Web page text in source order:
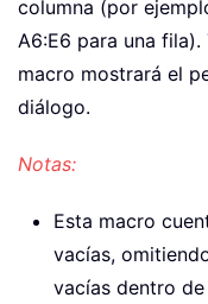
columna (por
A6:E6 para una
macro mostrará el
diálogo.
Notas:
Esta macro
vacías,
vacías dentro